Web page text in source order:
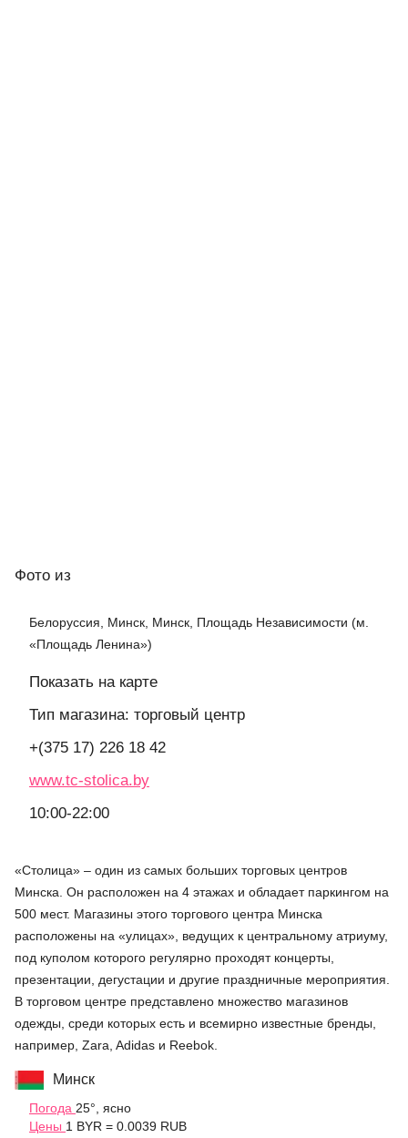
Фото из
Белоруссия, Минск, Минск, Площадь Независимости (м.
«Площадь Ленина»)
Показать на карте
Тип магазина: торговый центр
+(375 17) 226 18 42
www.tc-stolica.by
10:00-22:00
«Столица» – один из самых больших торговых центров
Минска. Он расположен на 4 этажах и обладает паркингом на
500 мест. Магазины этого торгового центра Минска
расположены на «улицах», ведущих к центральному атриуму,
под куполом которого регулярно проходят концерты,
презентации, дегустации и другие праздничные мероприятия.
В торговом центре представлено множество магазинов
одежды, среди которых есть и всемирно известные бренды,
например, Zara, Adidas и Reebok.
Минск
Погода 25°, ясно
Цены 1 BYR = 0.0039 RUB